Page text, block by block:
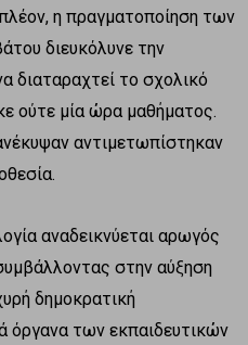
η πραγματοποίηση των
διευκόλυνε την
διαταραχτεί το σχολικό
ούτε μία ώρα μαθήματος.
αντιμετωπίστηκαν
αναδεικνύεται αρωγός
στην αύξηση
δημοκρατική
των εκπαιδευτικών